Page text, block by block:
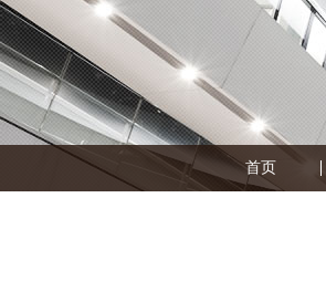
首页